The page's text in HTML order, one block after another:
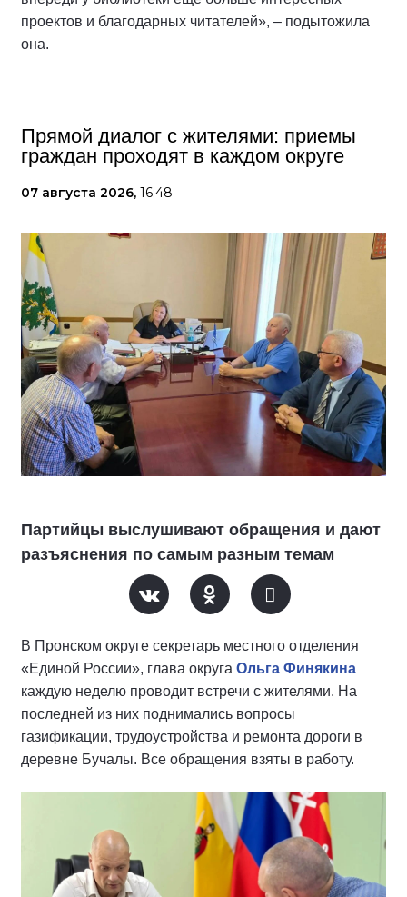
проектов и благодарных читателей», – подытожила
она.
Прямой диалог с жителями: приемы
граждан проходят в каждом округе
07 августа 2026, 16:48
Партийцы выслушивают обращения и дают
разъяснения по самым разным темам
В Пронском округе секретарь местного отделения
«Единой России», глава округа Ольга Финякина
каждую неделю проводит встречи с жителями. На
последней из них поднимались вопросы
газификации, трудоустройства и ремонта дороги в
деревне Бучалы. Все обращения взяты в работу.